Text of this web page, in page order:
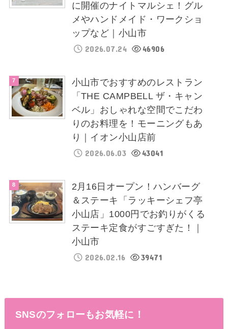
に開催のナイトマルシェ！グル
メやハンドメイド・ワークショ
ップなど｜小山市
2026.07.24 46906
小山市でおすすめのレストラン
「THE CAMPBELL ザ・キャン
ベル」おしゃれな空間でこだわ
りのお料理を！モーニングもあ
り｜イオン小山店前
2026.06.03 43041
2月16日オープン！ハンバーグ
＆ステーキ「ラッキーシェフ亭
小山店」1000円でお釣りがくる
ステーキ定食がすごすぎた！｜
小山市
2026.02.16 39471
SNSのフォローもお気軽に！